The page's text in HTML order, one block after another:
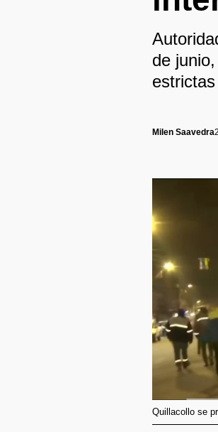
de
Milen Saavedra
Quillacollo se